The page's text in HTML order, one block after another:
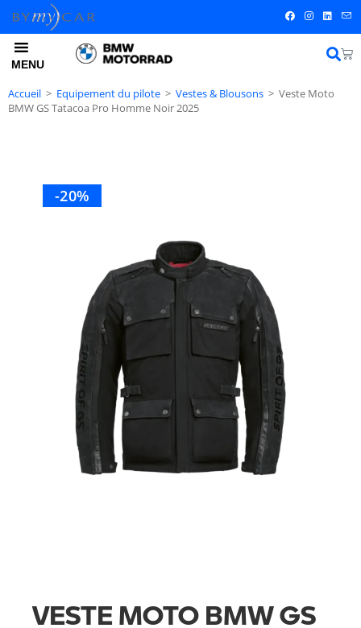
MENU
Accueil > Equipement du pilote > Vestes & Blousons > Veste Moto
BMW GS Tatacoa Pro Homme Noir 2025
-20%
VESTE MOTO BMW GS